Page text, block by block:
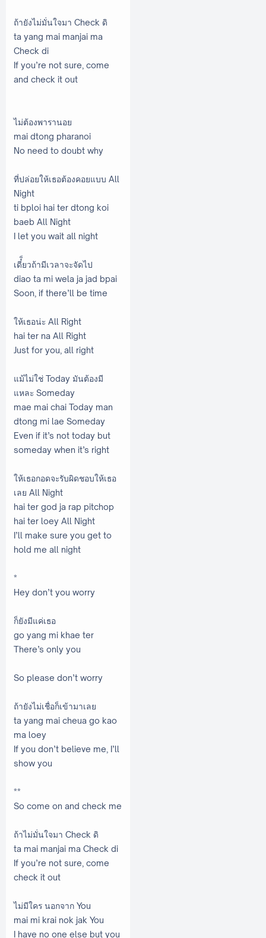
ถ้ายังไม่มั่นใจมา Check ดิ
ta yang mai manjai ma
Check di
If you’re not sure, come
and check it out
ไม่ต้องพารานอย
mai dtong pharanoi
No need to doubt why
ที่ปล่อยให้เธอต้องคอยแบบ All
Night
ti bploi hai ter dtong koi
baeb All Night
I let you wait all night
เดี๋็ยวถ้ามีเวลาจะจัดไป
diao ta mi wela ja jad bpai
Soon, if there’ll be time
ให้เธอน่ะ All Right
hai ter na All Right
Just for you, all right
แม้ไม่ใช่ Today มันต้องมี
แหละ Someday
mae mai chai Today man
dtong mi lae Someday
Even if it’s not today but
someday when it’s right
ให้เธอกอดจะรับผิดชอบให้เธอ
เลย All Night
hai ter god ja rap pitchop
hai ter loey All Night
I’ll make sure you get to
hold me all night
*
Hey don’t you worry
ก็ยังมีแค่เธอ
go yang mi khae ter
There’s only you
So please don’t worry
ถ้ายังไม่เชื่อก็เข้ามาเลย
ta yang mai cheua go kao
ma loey
If you don’t believe me, I’ll
show you
**
So come on and check me
ถ้าไม่มั่นใจมา Check ดิ
ta mai manjai ma Check di
If you’re not sure, come
check it out
ไม่มีใคร นอกจาก You
mai mi krai nok jak You
I have no one else but you